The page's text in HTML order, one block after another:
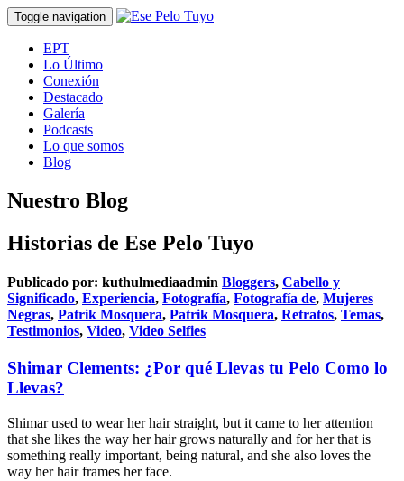
Toggle navigation
EPT
Lo Último
Conexión
Destacado
Galería
Podcasts
Lo que somos
Blog
Nuestro Blog
Historias de Ese Pelo Tuyo
Publicado por: kuthulmediaadmin Bloggers, Cabello y
Significado, Experiencia, Fotografía, Fotografía de, Mujeres
Negras, Patrik Mosquera, Patrik Mosquera, Retratos, Temas,
Testimonios, Video, Video Selfies
Shimar Clements: ¿Por qué Llevas tu Pelo Como lo
Llevas?
Shimar used to wear her hair straight, but it came to her attention
that she likes the way her hair grows naturally and for her that is
something really important, being natural, and she also loves the
way her hair frames her face.